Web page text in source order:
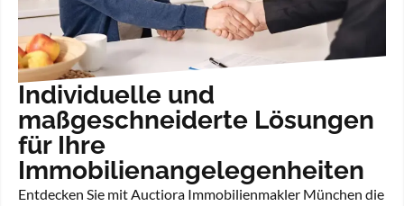
Individuelle und
maßgeschneiderte Lösungen
für Ihre
Immobilienangelegenheiten
Entdecken Sie mit Auctiora Immobilienmakler München die